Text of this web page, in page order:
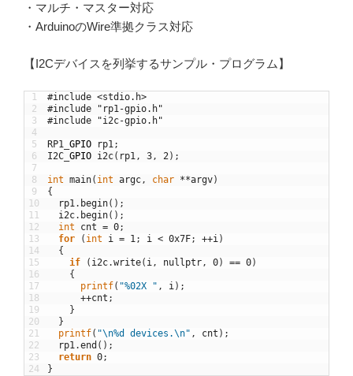
・マルチ・マスター対応
・ArduinoのWire準拠クラス対応
【I2Cデバイスを列挙するサンプル・プログラム】
1
2
3
4
5
6
7
8
9
10
11
12
13
14
15
16
17
18
19
20
21
22
23
24
#include <stdio.h>
#include "rp1-gpio.h"
#include "i2c-gpio.h"
RP1 GPIO rp1;
I2C GPIO i2c( rp1, 3, 2) ;
int main( int argc, char **argv)
{
rp1. begin( ) ;
i2c. begin( ) ;
int
cnt = 0;
for
( int i = 1; i < 0x7F; ++i)
{
if
( i2c.write( i, nullptr, 0) == 0)
{
printf( "%02X " , i) ;
++cnt ;
}
}
printf( "\n%d devices.\n" , cnt ) ;
rp1.end ( ) ;
return 0;
}